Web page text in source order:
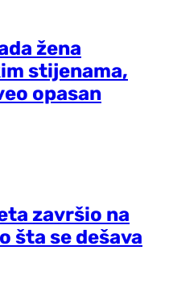
žena
stijenama,
opasan
završio na
šta se dešava